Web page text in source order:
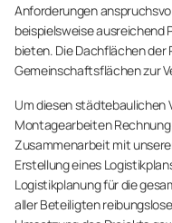
Anforderungen
beispielsweise ausreichend
bieten. Die Dachflächen der
Gemeinschaftsflächen zur
Um diesen städtebaulichen
Montagearbeiten
Zusammenarbeit mit
Erstellung eines
Logistikplanung für die
aller Beteiligten